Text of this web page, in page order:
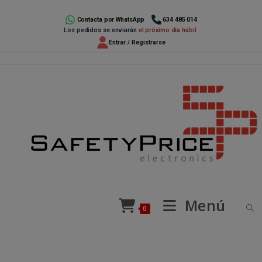
Contacta por WhatsApp
634 485 014
Los pedidos se enviarán el próximo día hábil
Entrar / Registrarse
0 Menú